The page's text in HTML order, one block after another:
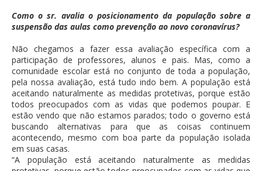
Como o sr. avalia o posicionamento da população sobre a
suspensão das aulas como prevenção ao novo coronavírus?
Não chegamos a fazer essa avaliação específica com a
participação de professores, alunos e pais. Mas, como a
comunidade escolar está no conjunto de toda a população,
pela nossa avaliação, está tudo indo bem. A população está
aceitando naturalmente as medidas protetivas, porque estão
todos preocupados com as vidas que podemos poupar. E
estão vendo que não estamos parados; todo o governo está
buscando alternativas para que as coisas continuem
acontecendo, mesmo com boa parte da população isolada
em suas casas.
“A população está aceitando naturalmente as medidas